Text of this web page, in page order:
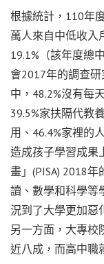
根據統計，110年
萬人來自中低收入
19.1%（該年度總
會2017年的調查
中，48.2%沒有每
39.5%家扶隔代教
用、46.4%家裡的
造成孩子學習成果
畫」(PISA) 2018
讀、數學和科學等
況到了大學更加惡
另一方面，大專校
近八成，而高中職